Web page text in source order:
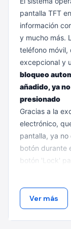
pantalla TFT
información
y mucho más.
teléfono móvil,
excepcional y
bloqueo
añadido, ya
presionado
Gracias a la
electrónico,
pantalla, ya no
botón durante
botón 'Lock'
acabe
inteligente
que la
Ver más